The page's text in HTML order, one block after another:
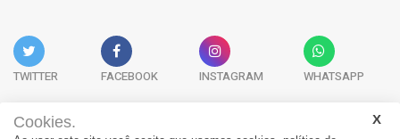
TWITTER FACEBOOK INSTAGRAM WHATSAPP
Cookies.